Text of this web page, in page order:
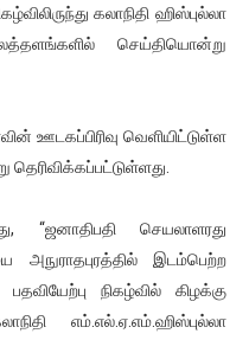
கலாநிதி ஹிஸ்புல்லா
செய்தியொன்று
ஊடகப்பிரிவு வெளியிட்டுள்ள
“ஜனாதிபதி செயலாளரது
அநுராதபுரத்தில் இடம்பெற்ற
நிகழ்வில் கிழக்கு
எம்.எல்.ஏ.எம்.ஹிஸ்புல்லா